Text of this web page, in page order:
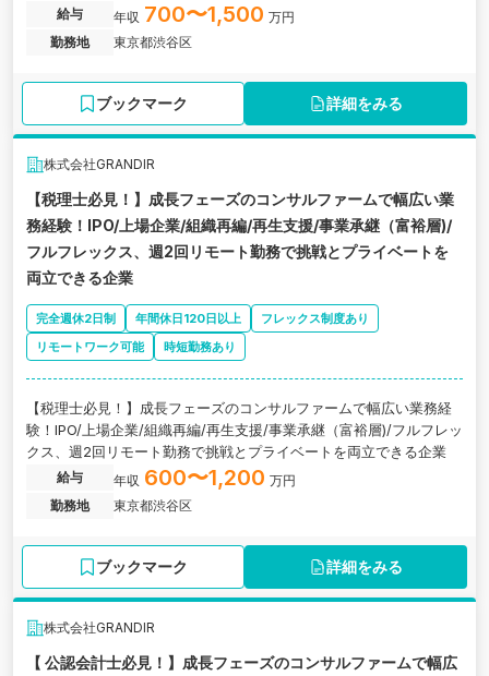
給与 年収 700〜1,500 万円
勤務地
東京都渋谷区
ブックマーク 詳細をみる
株式会社GRANDIR
【税理士必見！】成長フェーズのコンサルファームで幅広い業
務経験！IPO/上場企業/組織再編/再生支援/事業承継（富裕層)/
フルフレックス、週2回リモート勤務で挑戦とプライベートを
両立できる企業
完全週休2日制 年間休日120日以上
フレックス制度あり
リモートワーク可能
時短勤務あり
【税理士必見！】成長フェーズのコンサルファームで幅広い業務経
験！IPO/上場企業/組織再編/再生支援/事業承継（富裕層)/フルフレッ
クス、週2回リモート勤務で挑戦とプライベートを両立できる企業
給与 年収 600〜1,200 万円
勤務地
東京都渋谷区
ブックマーク 詳細をみる
株式会社GRANDIR
【 公認会計士必見！】成長フェーズのコンサルファームで幅広